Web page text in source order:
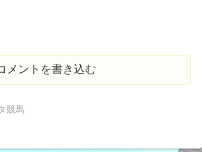
メントを書き込む
競馬